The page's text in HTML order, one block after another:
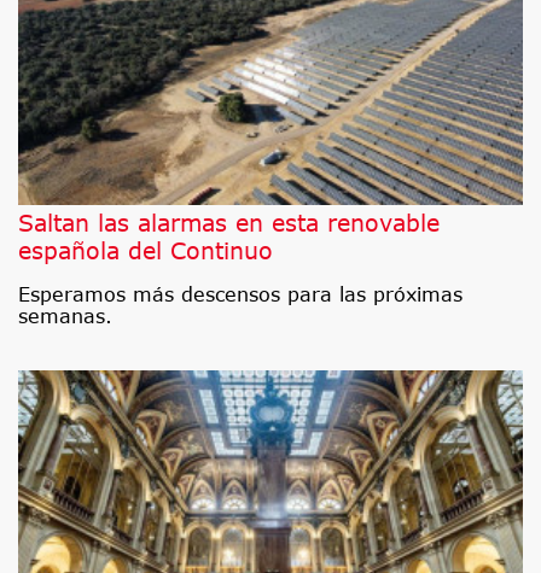
Saltan las alarmas en esta renovable
española del Continuo
Esperamos más descensos para las próximas
semanas.